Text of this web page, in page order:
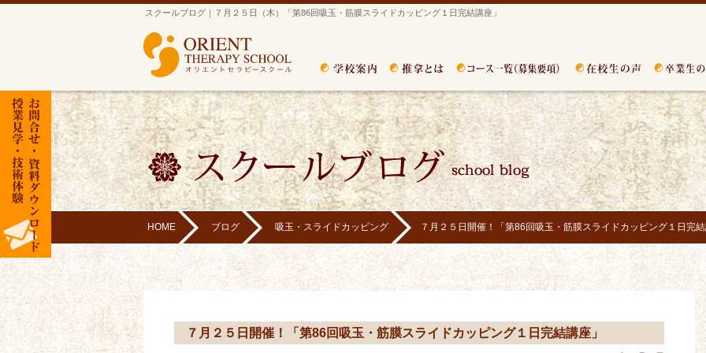
スクールブログ｜７月２５日（木）「第86回吸玉・筋膜スライドカッピング１日完結講座」
HOME ブログ 吸玉・スライドカッピング ７月２５日開催！「第86回吸玉・筋膜スライドカッピング１日完
７月２５日開催！「第86回吸玉・筋膜スライドカッピング１日完結講座」